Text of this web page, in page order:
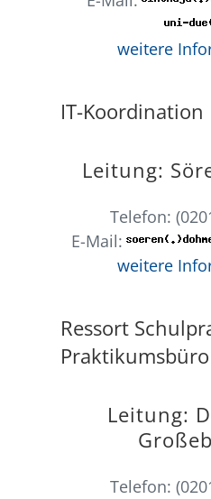
weitere
IT-Koordination
Leitung:
Telefon:
E-Mail:
weitere
Ressort
Praktikumsbüro
Leitung:
Telefon: